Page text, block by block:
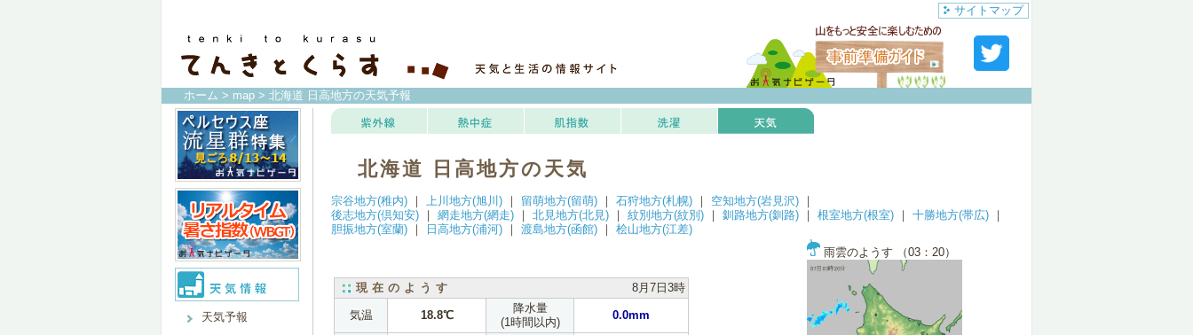
サイトマップ
ホーム > map > 北海道 日高地方の天気予報
天気予報
北海道 日高地方の天気
宗谷地方(稚内) ｜ 上川地方(旭川) ｜ 留萌地方(留萌) ｜ 石狩地方(札幌) ｜ 空知地方(岩見沢) ｜
後志地方(倶知安) ｜ 網走地方(網走) ｜ 北見地方(北見) ｜ 紋別地方(紋別) ｜ 釧路地方(釧路) ｜ 根室地方(根室) ｜ 十勝地方(帯広) ｜
胆振地方(室蘭) ｜ 日高地方(浦河) ｜ 渡島地方(函館) ｜ 桧山地方(江差)
現在のようす 8月7日3時
気温 18.8℃
降水量
(1時間以内)
0.0mm
雨雲のようす （03：20）